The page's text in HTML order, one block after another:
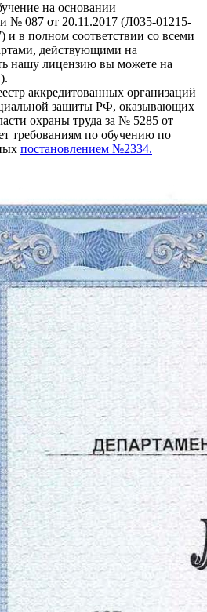
на основании
№ 087 от 20.11.2017 (Л035-01215-
и в полном соответствии со всеми
действующими на
нашу лицензию вы можете на
аккредитованных организаций
защиты РФ, оказывающих
охраны труда за № 5285 от
требованиям по обучению по
постановлением №2334.